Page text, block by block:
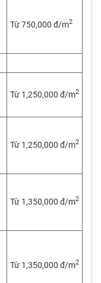
Từ 750,000 đ/m2
Từ 1,250,000 đ/m2
Từ 1,250,000 đ/m2
Từ 1,350,000 đ/m2
Từ 1,350,000 đ/m2